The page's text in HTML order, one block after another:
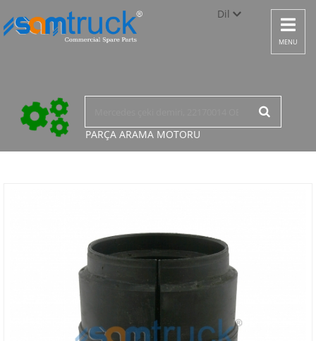
Dil
Türkçe
English
Toggle
MENU
PARÇA ARAMA MOTORU